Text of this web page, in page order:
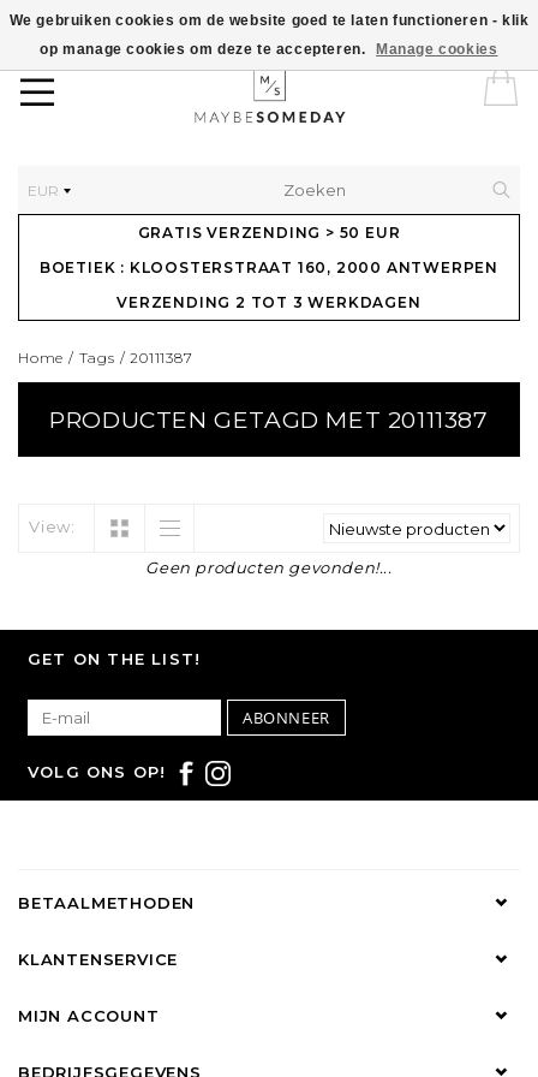
EUR
GRATIS VERZENDING > 50 EUR
BOETIEK : KLOOSTERSTRAAT 160, 2000 ANTWERPEN
VERZENDING 2 TOT 3 WERKDAGEN
Home / Tags /20111387
PRODUCTEN GETAGD MET 20111387
View:
Geen producten gevonden!...
We gebruiken cookies om de website goed te laten functioneren - klik
op manage cookies om deze te accepteren.
Manage cookies
GET ON THE LIST!
ABONNEER
VOLG ONS OP!
BETAALMETHODEN
KLANTENSERVICE
MIJN ACCOUNT
BEDRIJFSGEGEVENS